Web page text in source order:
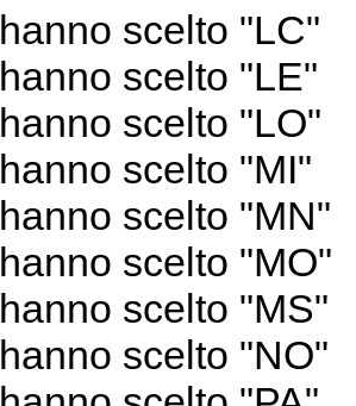
hanno scelto "LC"
hanno scelto "LE"
hanno scelto "LO"
hanno scelto "MI"
hanno scelto "MN"
hanno scelto "MO"
hanno scelto "MS"
hanno scelto "NO"